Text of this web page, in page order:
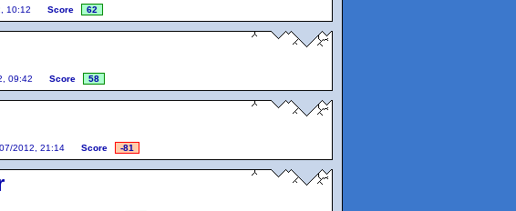
10:12 Score 62
09:42 Score 58
2012, 21:14 Score -81